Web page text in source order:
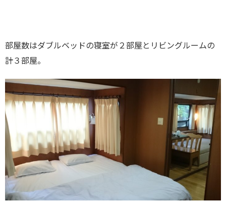
部屋数はダブルベッドの寝室が２部屋とリビングルームの
計３部屋。